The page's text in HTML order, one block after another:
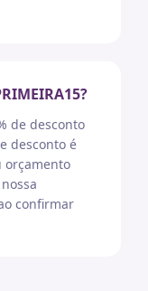
de desconto
desconto é
orçamento
confirmar